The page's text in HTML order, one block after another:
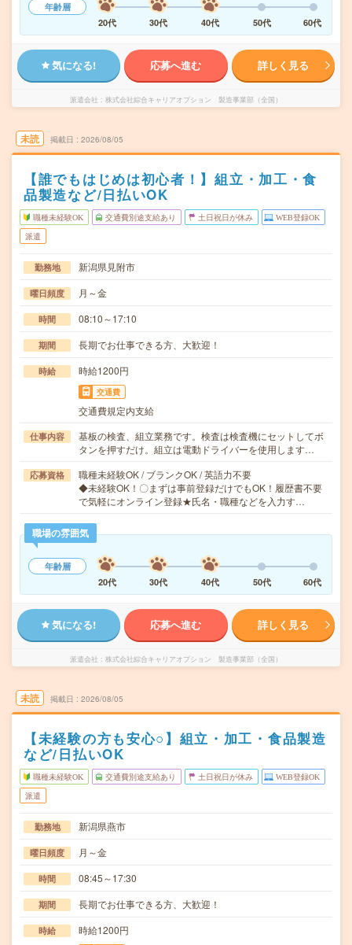
年齢層
20代
30代 40代 50代 60代
気になる! 応募へ進む 詳しく見る
派遣会社 株式会社綜合キャリアオプション 製造事業部（全国）
未読 掲載日 2026/08/05
【誰でもはじめは初心者！】組立・加工・食
品製造など/日払いOK
職種未経験OK 交通費別途支給あり 土日祝日が休み WEB登録OK
派遣
勤務地 新潟県見附市
曜日頻度 月～金
時間 08:10～17:10
期間 長期でお仕事できる方、大歓迎！
時給 時給1200円
交通費
交通費規定内支給
仕事内容
基板の検査、組立業務です。検査は検査機にセットしてボ
タンを押すだけ。組立は電動ドライバーを使用します…
応募資格
職種未経験OK / ブランクOK / 英語力不要
◆未経験OK！〇まずは事前登録だけでもOK！履歴書不要
で気軽にオンライン登録★氏名・職種などを入力す…
職場の雰囲気
年齢層
20代
30代 40代 50代 60代
気になる! 応募へ進む 詳しく見る
派遣会社 株式会社綜合キャリアオプション 製造事業部（全国）
未読 掲載日 2026/08/05
【未経験の方も安心○】組立・加工・食品製造
など/日払いOK
職種未経験OK 交通費別途支給あり 土日祝日が休み WEB登録OK
派遣
勤務地 新潟県燕市
曜日頻度 月～金
時間 08:45～17:30
期間 長期でお仕事できる方、大歓迎！
時給 時給1200円